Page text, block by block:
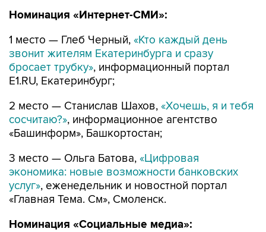
Номинация «Интернет-СМИ»:
1 место — Глеб Черный, «Кто каждый день
звонит жителям Екатеринбурга и сразу
бросает трубку», информационный портал
Е1.RU, Екатеринбург;
2 место — Станислав Шахов, «Хочешь, я и тебя
сосчитаю?», информационное агентство
«Башинформ», Башкортостан;
3 место — Ольга Батова, «Цифровая
экономика: новые возможности банковских
услуг», еженедельник и новостной портал
«Главная Тема. См», Смоленск.
Номинация «Социальные медиа»: